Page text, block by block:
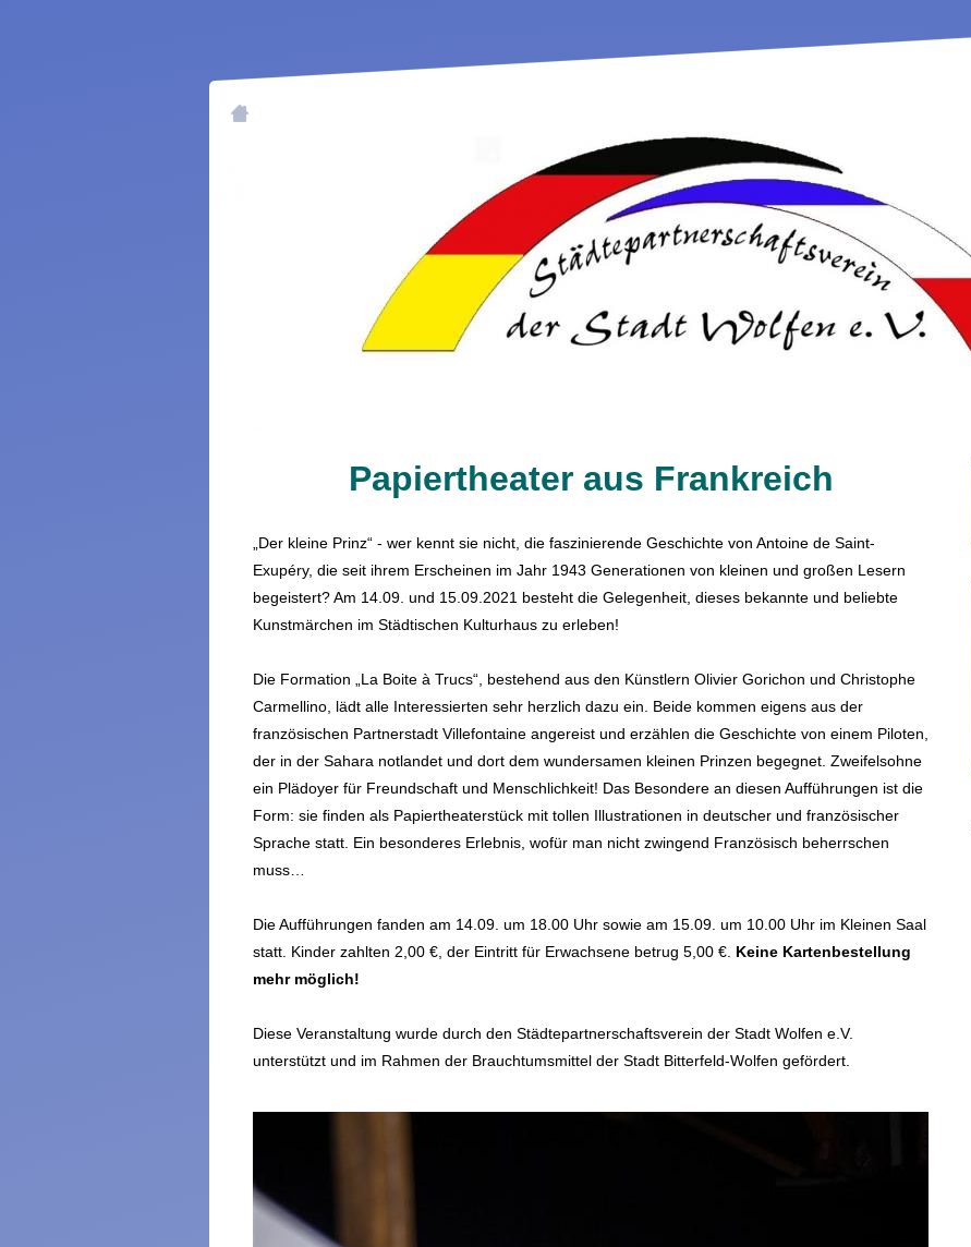
Papiertheater aus Frankreich
„Der kleine Prinz“ - wer kennt sie nicht, die faszinierende Geschichte von Antoine de Saint-
Exupéry, die seit ihrem Erscheinen im Jahr 1943 Generationen von kleinen und großen Lesern
begeistert? Am 14.09. und 15.09.2021 besteht die Gelegenheit, dieses bekannte und beliebte
Kunstmärchen im Städtischen Kulturhaus zu erleben!
Die Formation „La Boite à Trucs“, bestehend aus den Künstlern Olivier Gorichon und Christophe
Carmellino, lädt alle Interessierten sehr herzlich dazu ein. Beide kommen eigens aus der
französischen Partnerstadt Villefontaine angereist und erzählen die Geschichte von einem Piloten,
der in der Sahara notlandet und dort dem wundersamen kleinen Prinzen begegnet. Zweifelsohne
ein Plädoyer für Freundschaft und Menschlichkeit! Das Besondere an diesen Aufführungen ist die
Form: sie finden als Papiertheaterstück mit tollen Illustrationen in deutscher und französischer
Sprache statt. Ein besonderes Erlebnis, wofür man nicht zwingend Französisch beherrschen
muss…
Die Aufführungen fanden am 14.09. um 18.00 Uhr sowie am 15.09. um 10.00 Uhr im Kleinen Saal
statt. Kinder zahlten 2,00 €, der Eintritt für Erwachsene betrug 5,00 €. Keine Kartenbestellung
mehr möglich!
Diese Veranstaltung wurde durch den Städtepartnerschaftsverein der Stadt Wolfen e.V.
unterstützt und im Rahmen der Brauchtumsmittel der Stadt Bitterfeld-Wolfen gefördert.